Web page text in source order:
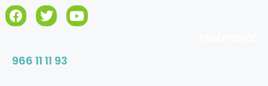
966 11 11 93